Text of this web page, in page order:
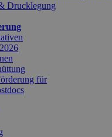
Drucklegung
für